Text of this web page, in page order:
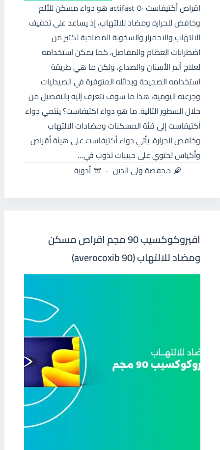
اقراص أكتيفاست ٥٠ actifast هو دواء مسكن للألم
وخافض للحرارة ومضاد للالتهاب، إذ يساعد على تخفيف
الالتهاب والاحمرار والسخونة المصاحبة لكثير من
اضطرابات العظام والمفاصل، كما يمكن استخدامه
لعلاج ألم الأسنان والصداع، ولكن ما هي طريقة
استخدامه الصحيحة وبدائله المتوفرة في الصيدليات
وجرعته اليومية، هذا ما سوف نتعرف إليه بالتفصيل من
خلال السطور التالية. ما هو دواء اكتيفاست؟ ينتمي دواء
أكتيفاست إلى فئة المسكنات ومضادات الالتهاب
وخافض الحرارة. يأتي دواء أكتيفاست على هيئة أقراص
وأكياس تحتوي على حبيبات تذوب في…
د.حفصة ولى الدين
أدوية
افيروكوكسيب 90 مجم اقراص مسكن
ومضاد للالتهاب (averocoxib 90)